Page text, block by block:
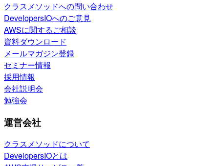
クラスメソッドへの問い合わせ
DevelopersIOへのご意見
AWSに関するご相談
資料ダウンロード
メールマガジン登録
セミナー情報
採用情報
会社説明会
勉強会
運営会社
クラスメソッドについて
DevelopersIOとは